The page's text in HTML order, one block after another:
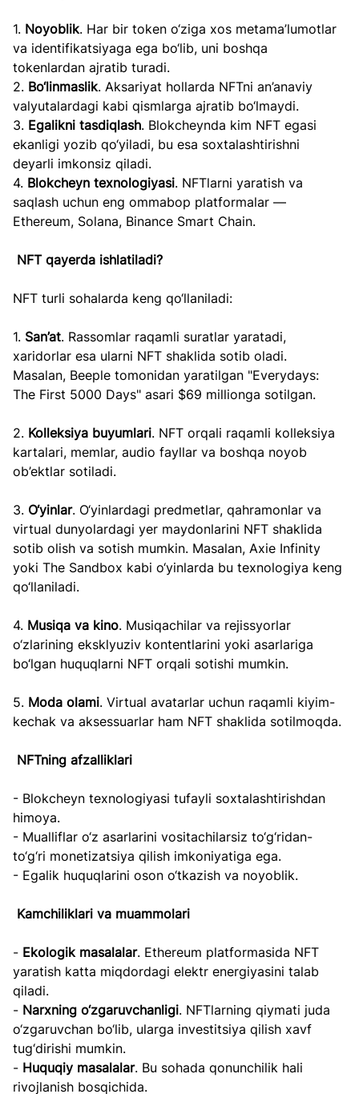
1. Noyoblik. Har bir token o‘ziga xos metama’lumotlar
va identifikatsiyaga ega bo‘lib, uni boshqa
tokenlardan ajratib turadi.
2. Bo‘linmaslik. Aksariyat hollarda NFTni an’anaviy
valyutalardagi kabi qismlarga ajratib bo‘lmaydi.
3. Egalikni tasdiqlash. Blokcheynda kim NFT egasi
ekanligi yozib qo‘yiladi, bu esa soxtalashtirishni
deyarli imkonsiz qiladi.
4. Blokcheyn texnologiyasi. NFTlarni yaratish va
saqlash uchun eng ommabop platformalar —
Ethereum, Solana, Binance Smart Chain.
NFT qayerda ishlatiladi?
NFT turli sohalarda keng qo‘llaniladi:
1. San’at. Rassomlar raqamli suratlar yaratadi,
xaridorlar esa ularni NFT shaklida sotib oladi.
Masalan, Beeple tomonidan yaratilgan "Everydays:
The First 5000 Days" asari $69 millionga sotilgan.
2. Kolleksiya buyumlari. NFT orqali raqamli kolleksiya
kartalari, memlar, audio fayllar va boshqa noyob
ob’ektlar sotiladi.
3. O‘yinlar. O‘yinlardagi predmetlar, qahramonlar va
virtual dunyolardagi yer maydonlarini NFT shaklida
sotib olish va sotish mumkin. Masalan, Axie Infinity
yoki The Sandbox kabi o‘yinlarda bu texnologiya keng
qo‘llaniladi.
4. Musiqa va kino. Musiqachilar va rejissyorlar
o‘zlarining eksklyuziv kontentlarini yoki asarlariga
bo‘lgan huquqlarni NFT orqali sotishi mumkin.
5. Moda olami. Virtual avatarlar uchun raqamli kiyim-
kechak va aksessuarlar ham NFT shaklida sotilmoqda.
NFTning afzalliklari
- Blokcheyn texnologiyasi tufayli soxtalashtirishdan
himoya.
- Mualliflar o‘z asarlarini vositachilarsiz to‘g‘ridan-
to‘g‘ri monetizatsiya qilish imkoniyatiga ega.
- Egalik huquqlarini oson o‘tkazish va noyoblik.
Kamchiliklari va muammolari
- Ekologik masalalar. Ethereum platformasida NFT
yaratish katta miqdordagi elektr energiyasini talab
qiladi.
- Narxning o‘zgaruvchanligi. NFTlarning qiymati juda
o‘zgaruvchan bo‘lib, ularga investitsiya qilish xavf
tug‘dirishi mumkin.
- Huquqiy masalalar. Bu sohada qonunchilik hali
rivojlanish bosqichida.